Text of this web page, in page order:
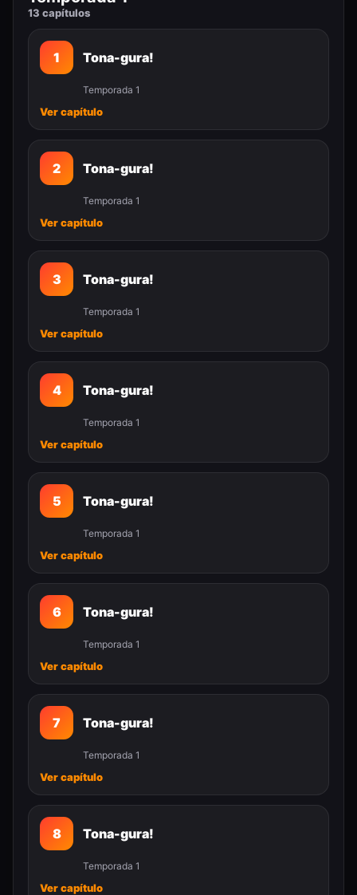
13 capítulos
1 Tona-gura!
Temporada 1
Ver capítulo
2 Tona-gura!
Temporada 1
Ver capítulo
3 Tona-gura!
Temporada 1
Ver capítulo
4 Tona-gura!
Temporada 1
Ver capítulo
5 Tona-gura!
Temporada 1
Ver capítulo
6 Tona-gura!
Temporada 1
Ver capítulo
7 Tona-gura!
Temporada 1
Ver capítulo
8 Tona-gura!
Temporada 1
Ver capítulo